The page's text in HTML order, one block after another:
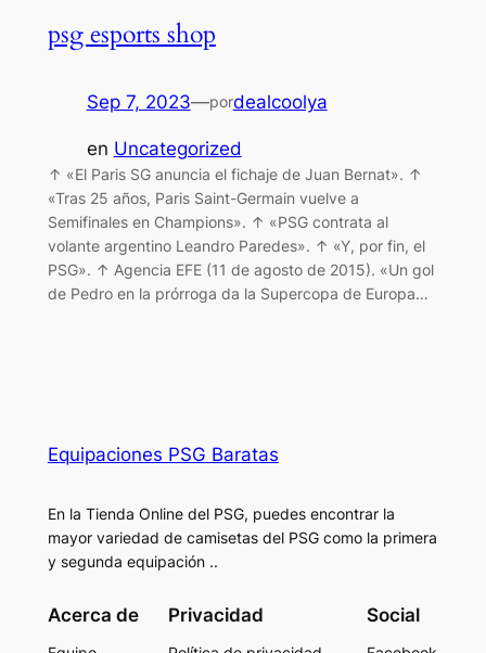
psg esports shop
Sep 7, 2023—pordealcoolya
en Uncategorized
↑ «El Paris SG anuncia el fichaje de Juan Bernat». ↑
«Tras 25 años, Paris Saint-Germain vuelve a
Semifinales en Champions». ↑ «PSG contrata al
volante argentino Leandro Paredes». ↑ «Y, por fin, el
PSG». ↑ Agencia EFE (11 de agosto de 2015). «Un gol
de Pedro en la prórroga da la Supercopa de Europa…
Equipaciones PSG Baratas
En la Tienda Online del PSG, puedes encontrar la
mayor variedad de camisetas del PSG como la primera
y segunda equipación ..
Acerca de Privacidad Social